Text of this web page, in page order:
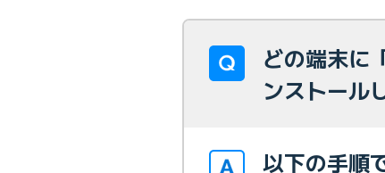
どの端末に
ンストール
以下の手順